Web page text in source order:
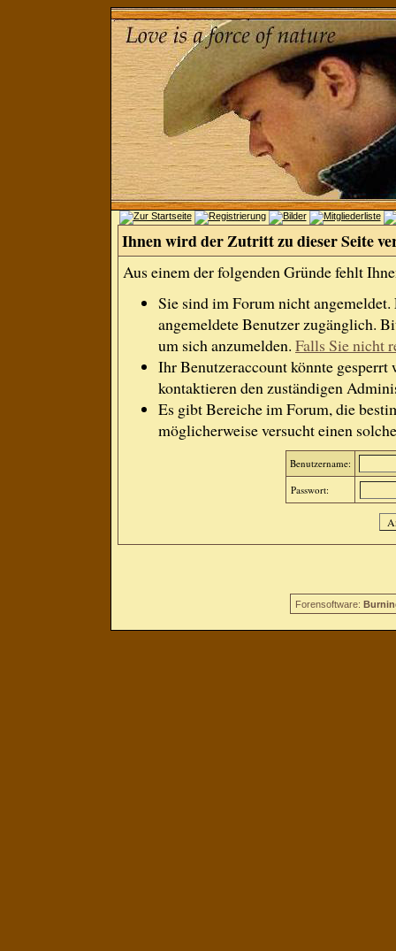
Ihnen wird der Zutritt zu dieser Seite
Aus einem der folgenden Gründe fehlt
Sie sind im Forum nicht
angemeldete Benutzer zugänglich.
um sich anzumelden. Falls Sie nicht
Ihr Benutzeraccount könnte gesperrt
kontaktieren den zuständigen
Es gibt Bereiche im Forum, die
möglicherweise versucht einen
Benutzername:
Passwort:
Forensoftware: